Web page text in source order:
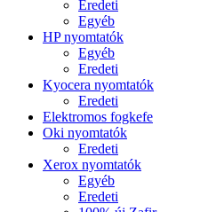
Eredeti
Egyéb
HP nyomtatók
Egyéb
Eredeti
Kyocera nyomtatók
Eredeti
Elektromos fogkefe
Oki nyomtatók
Eredeti
Xerox nyomtatók
Egyéb
Eredeti